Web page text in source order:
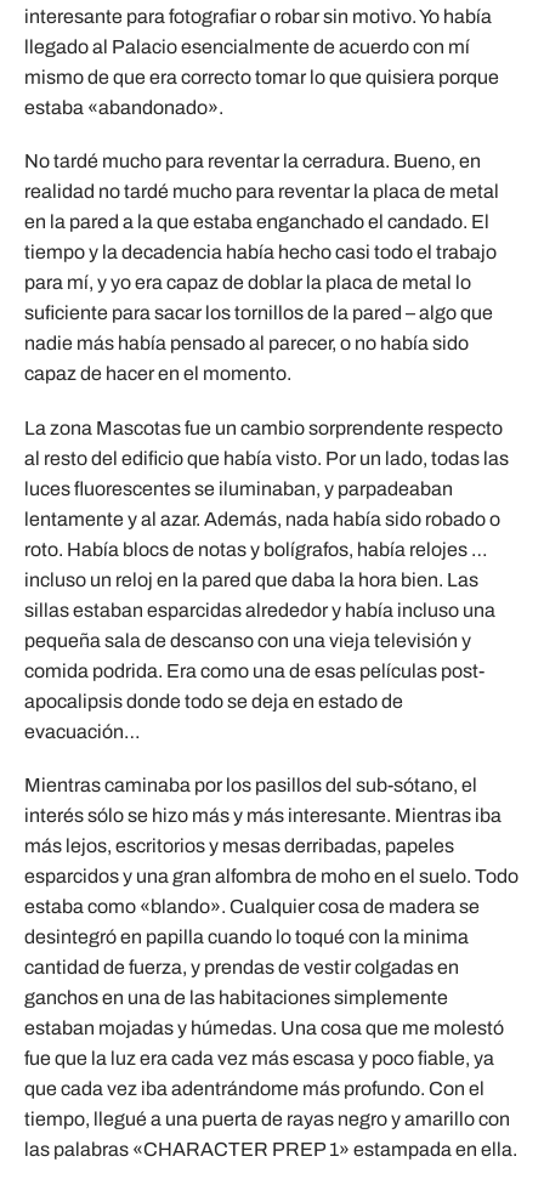
interesante para fotografiar o robar sin motivo. Yo había
llegado al Palacio esencialmente de acuerdo con mí
mismo de que era correcto tomar lo que quisiera porque
estaba «abandonado».
No tardé mucho para reventar la cerradura. Bueno, en
realidad no tardé mucho para reventar la placa de metal
en la pared a la que estaba enganchado el candado. El
tiempo y la decadencia había hecho casi todo el trabajo
para mí, y yo era capaz de doblar la placa de metal lo
suficiente para sacar los tornillos de la pared – algo que
nadie más había pensado al parecer, o no había sido
capaz de hacer en el momento.
La zona Mascotas fue un cambio sorprendente respecto
al resto del edificio que había visto. Por un lado, todas las
luces fluorescentes se iluminaban, y parpadeaban
lentamente y al azar. Además, nada había sido robado o
roto. Había blocs de notas y bolígrafos, había relojes …
incluso un reloj en la pared que daba la hora bien. Las
sillas estaban esparcidas alrededor y había incluso una
pequeña sala de descanso con una vieja televisión y
comida podrida. Era como una de esas películas post-
apocalipsis donde todo se deja en estado de
evacuación…
Mientras caminaba por los pasillos del sub-sótano, el
interés sólo se hizo más y más interesante. Mientras iba
más lejos, escritorios y mesas derribadas, papeles
esparcidos y una gran alfombra de moho en el suelo. Todo
estaba como «blando». Cualquier cosa de madera se
desintegró en papilla cuando lo toqué con la minima
cantidad de fuerza, y prendas de vestir colgadas en
ganchos en una de las habitaciones simplemente
estaban mojadas y húmedas. Una cosa que me molestó
fue que la luz era cada vez más escasa y poco fiable, ya
que cada vez iba adentrándome más profundo. Con el
tiempo, llegué a una puerta de rayas negro y amarillo con
las palabras «CHARACTER PREP 1» estampada en ella.